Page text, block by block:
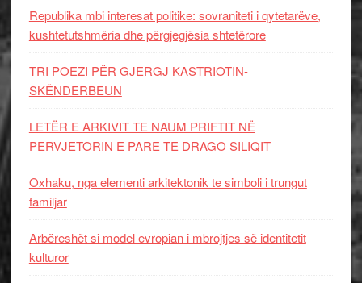
Republika mbi interesat politike: sovraniteti i qytetarëve,
kushtetutshmëria dhe përgjegjësia shtetërore
TRI POEZI PËR GJERGJ KASTRIOTIN-
SKËNDERBEUN
LETËR E ARKIVIT TE NAUM PRIFTIT NË
PERVJETORIN E PARE TE DRAGO SILIQIT
Oxhaku, nga elementi arkitektonik te simboli i trungut
familjar
Arbëreshët si model evropian i mbrojtjes së identitetit
kulturor